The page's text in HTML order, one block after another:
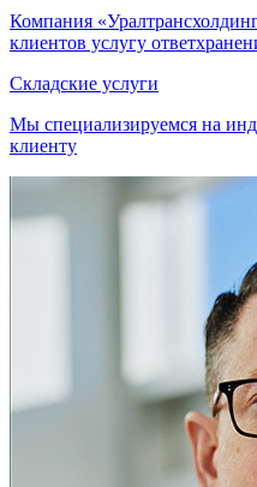
Компания
клиентов услугу
Складские услуги
Мы специализируемся на
клиенту